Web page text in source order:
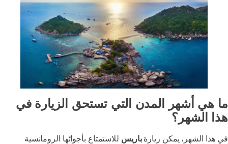
ما هي أشهر المدن التي تستحق الزيارة في
هذا الشهر؟
في هذا الشهر، يمكن زيارةباريس للاستمتاع بأجوائها الرومانسية